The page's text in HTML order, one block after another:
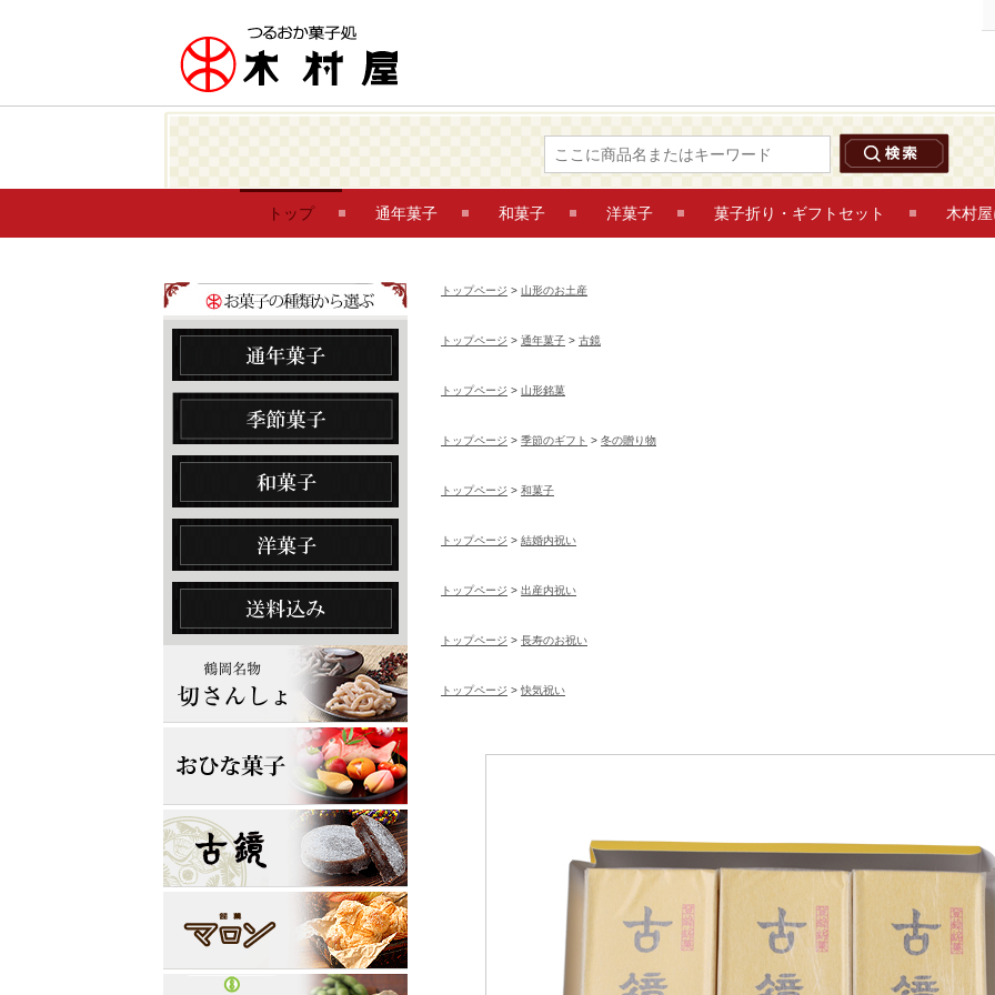
トップ 通年菓子 和菓子 洋菓子 菓子折り・ギフトセット 木村
トップページ > 山形のお土産
トップページ > 通年菓子 > 古鏡
トップページ > 山形銘菓
トップページ > 季節のギフト > 冬の贈り物
トップページ > 和菓子
トップページ > 結婚内祝い
トップページ > 出産内祝い
トップページ > 長寿のお祝い
トップページ > 快気祝い